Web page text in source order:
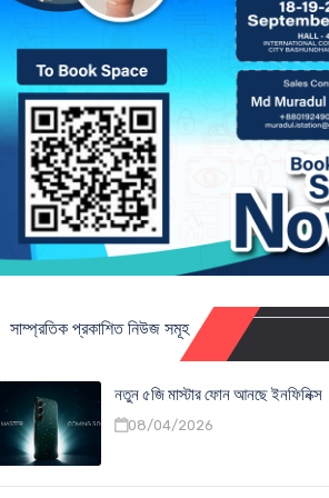
সাম্প্রতিক প্রকাশিত নিউজ সমূহ
নতুন ৫জি মাস্টার ফোন আনছে ইনফিনিক্স
08/04/2026